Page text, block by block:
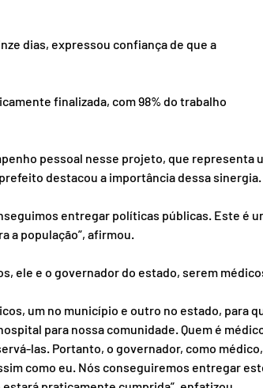
dias, expressou confiança de que a
finalizada, com 98% do trabalho
pessoal nesse projeto, que representa
destacou a importância dessa sinergia.
entregar políticas públicas. Este é
a população”, afirmou.
ele e o governador do estado, serem
um no município e outro no estado, para
para nossa comunidade. Quem é
las. Portanto, o governador, como médico,
como eu. Nós conseguiremos entregar